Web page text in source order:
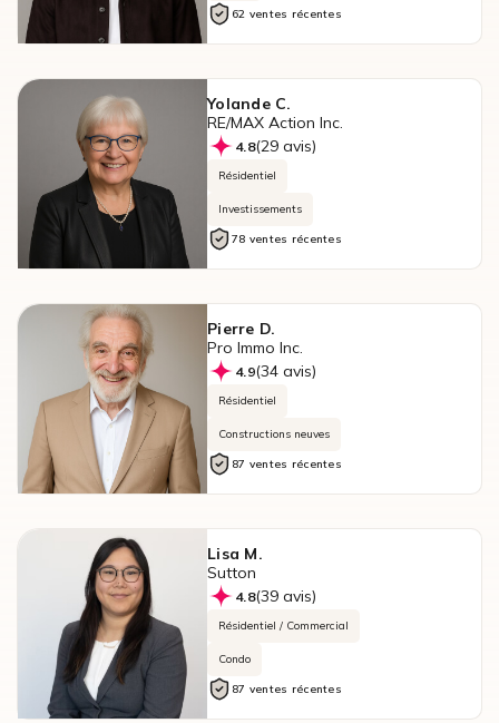
62 ventes récentes
Yolande C.
RE/MAX Action Inc.
4.8(29 avis)
Résidentiel
Investissements
78 ventes récentes
Pierre D.
Pro Immo Inc.
4.9(34 avis)
Résidentiel
Constructions neuves
87 ventes récentes
Lisa M.
Sutton
4.8(39 avis)
Résidentiel / Commercial
Condo
87 ventes récentes